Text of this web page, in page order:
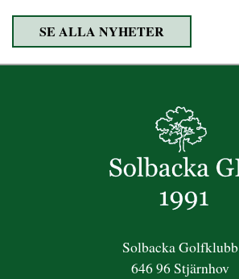
SE ALLA NYHETER
Solbacka Golfklubb
646 96 Stjärnhov